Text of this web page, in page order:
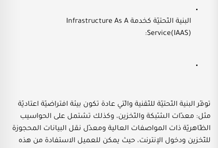
البنية التّحتيّة كخدمة Infrastructure As A
Service(IAAS):
توفّر البنية التّحتيّة للتّقنية والّتي عادة تكون بيئة افتراضيّة اعتاديّة
مثل: معدّات الشّبكة والتّخزين، وكذلك تشتمل على الحواسيب
الظّاهريّة ذات المواصفات العالية ومعدّل نقل البيانات المحجوزة
للتّخزين ودخول الإنترنت، حيث يمكن للعميل الاستفادة من هذه